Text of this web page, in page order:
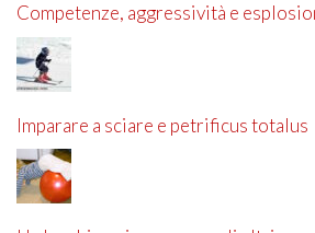
Competenze, aggressività e
Imparare a sciare e petrificus totalus